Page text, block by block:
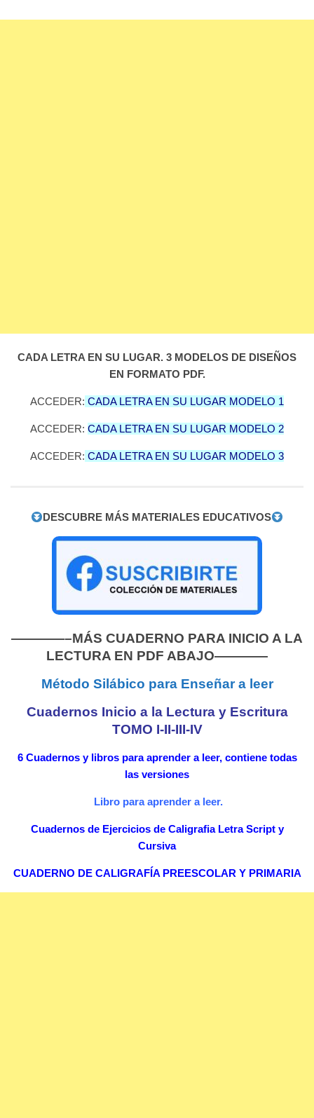
CADA LETRA EN SU LUGAR. 3 MODELOS DE DISEÑOS
EN FORMATO PDF.
ACCEDER: CADA LETRA EN SU LUGAR MODELO 1
ACCEDER: CADA LETRA EN SU LUGAR MODELO 2
ACCEDER: CADA LETRA EN SU LUGAR MODELO 3
DESCUBRE MÁS MATERIALES EDUCATIVOS
————–MÁS CUADERNO PARA INICIO A LA
LECTURA EN PDF ABAJO————
Método Silábico para Enseñar a leer
Cuadernos Inicio a la Lectura y Escritura
TOMO I-II-III-IV
6 Cuadernos y libros para aprender a leer, contiene todas
las versiones
Libro para aprender a leer.
Cuadernos de Ejercicios de Caligrafia Letra Script y
Cursiva
CUADERNO DE CALIGRAFÍA PREESCOLAR Y PRIMARIA